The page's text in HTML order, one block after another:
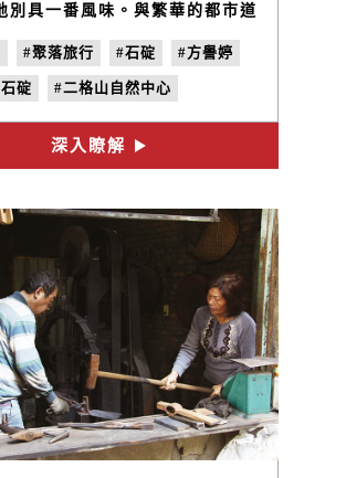
別具一番風味。與繁華的都市道
二格山自然中心，守護的不只是
間的心跳聲，還有傳承摯愛父親
記憶。
#聚落旅行 #石碇 #方譽婷
碇 #二格山自然中心
#no.28 #到在地人家吃一碗
深入瞭解